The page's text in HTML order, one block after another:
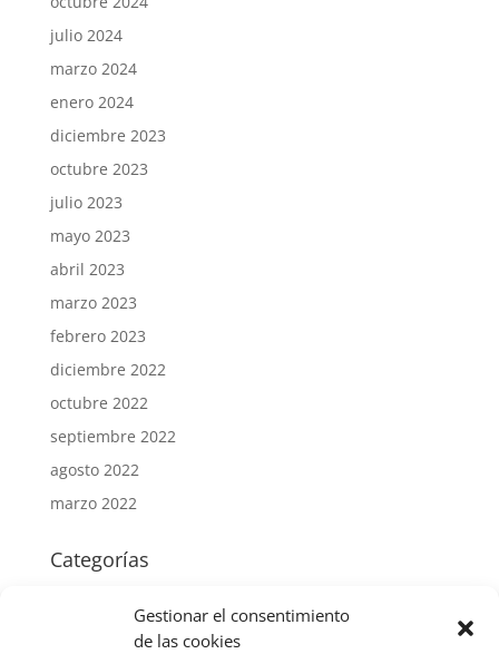
Gestionar el consentimiento
de las cookies
julio 2024
marzo 2024
enero 2024
diciembre 2023
octubre 2023
julio 2023
mayo 2023
abril 2023
marzo 2023
febrero 2023
diciembre 2022
octubre 2022
septiembre 2022
agosto 2022
marzo 2022
Categorías